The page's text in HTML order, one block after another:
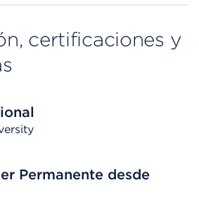
certificaciones y
Permanente desde